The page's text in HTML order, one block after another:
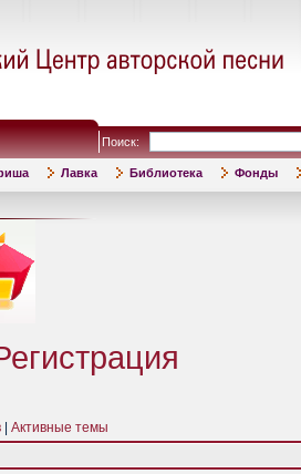
Поиск:
Лавка Библиотека Фонды
Активные темы